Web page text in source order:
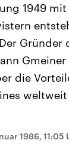
6.
aus
Berichte
Parteien
den
mit
1949
Gründer
die
1986, 11:05